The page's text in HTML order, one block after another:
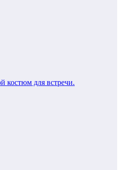
костюм для встречи.